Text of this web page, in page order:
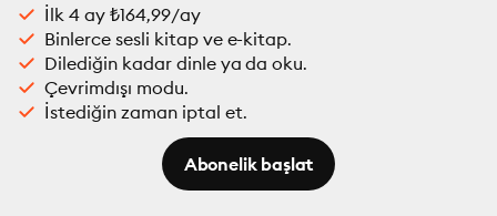
İlk 4 ay ₺164,99/ay
Binlerce sesli kitap ve e-kitap.
Dilediğin kadar dinle ya da oku.
Çevrimdışı modu.
İstediğin zaman iptal et.
Abonelik başlat